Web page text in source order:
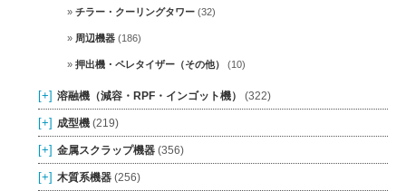
チラー・クーリングタワー (32)
周辺機器 (186)
押出機・ペレタイザー（その他） (10)
[+] 溶融機（減容・RPF・インゴット機） (322)
[+] 成型機 (219)
[+] 金属スクラップ機器 (356)
[+] 木質系機器 (256)